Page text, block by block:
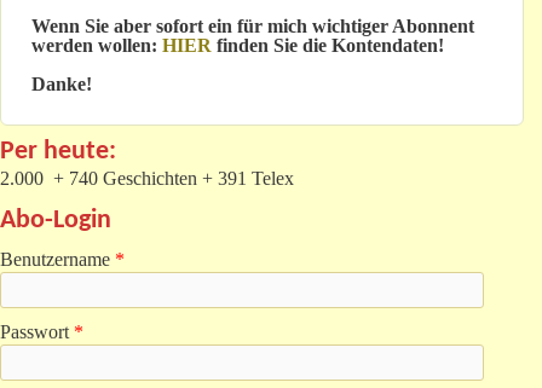
Wenn Sie aber sofort ein für mich wichtiger Abonnent
werden wollen: HIER finden Sie die Kontendaten!
Danke!
Per heute:
2.000 + 740 Geschichten + 391 Telex
Abo-Login
Benutzername *
Passwort *